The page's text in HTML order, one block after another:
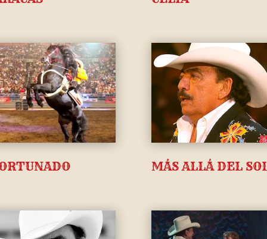
MÁS ALLÁ DEL